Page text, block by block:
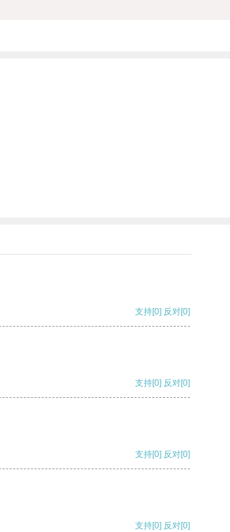
支持[0] 反对[0]
支持[0] 反对[0]
支持[0] 反对[0]
支持[0] 反对[0]